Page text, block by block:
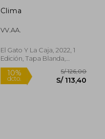
Clima
VV.AA.
El Gato Y La Caja, 2022, 1
Edición, Tapa Blanda,
Nuevo